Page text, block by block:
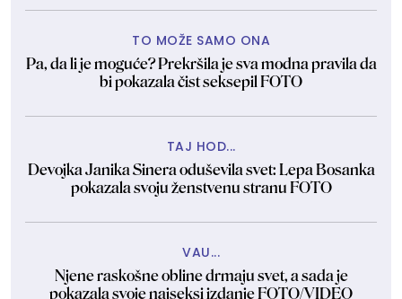
TO MOŽE SAMO ONA
Pa, da li je moguće? Prekršila je sva modna pravila da
bi pokazala čist seksepil FOTO
TAJ HOD...
Devojka Janika Sinera oduševila svet: Lepa Bosanka
pokazala svoju ženstvenu stranu FOTO
VAU...
Njene raskošne obline drmaju svet, a sada je
pokazala svoje najseksi izdanje FOTO/VIDEO